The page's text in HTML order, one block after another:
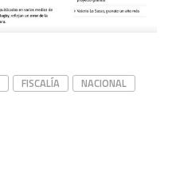
FISCALÍA
NACIONAL